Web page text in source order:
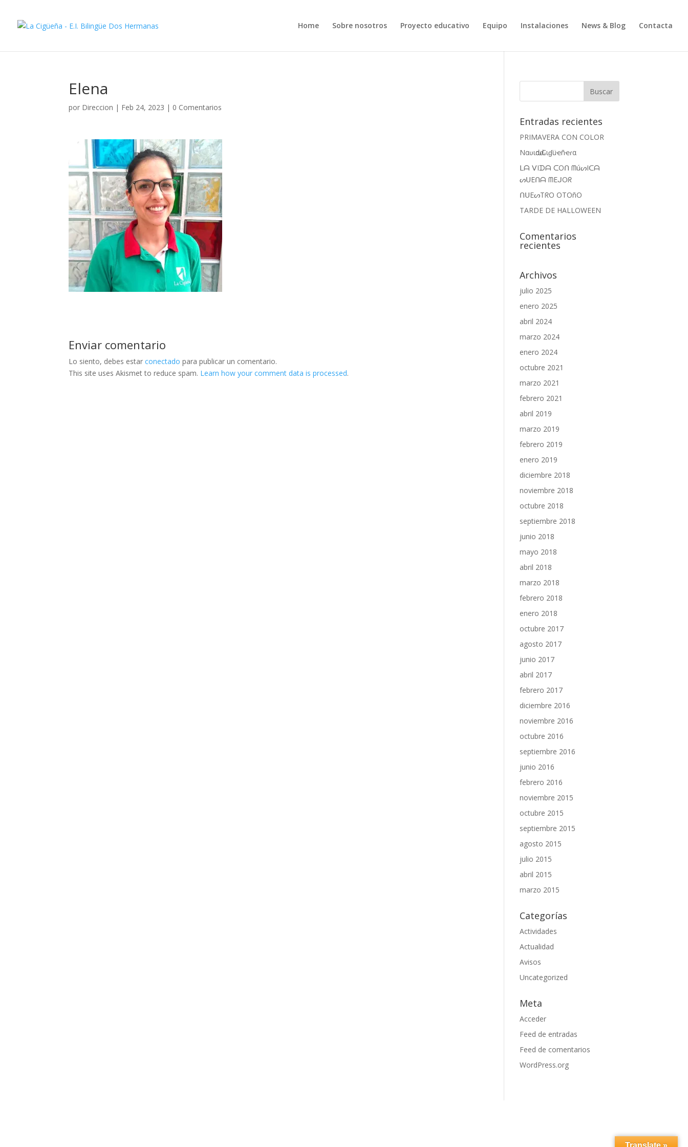
Home Sobre nosotros Proyecto educativo Equipo Instalaciones News & Blog Contacta
Elena
por Direccion | Feb 24, 2023 | 0 Comentarios
Enviar comentario
Lo siento, debes estarconectado para publicar un comentario.
This site uses Akismet to reduce spam. Learn how your comment data is processed.
Entradas recientes
PRIMAVERA CON COLOR
Nαʋιԃαԃ Cιɠüҽñҽɾα
ᒪᗩ ᐯIᗪᗩ ᑕOᑎ ᗰúᔕIᑕᗩ
ᔕᑌEᑎᗩ ᗰEᒍOᖇ
ᑎᑌEᔕTᖇO OTOñO
TARDE DE HALLOWEEN
Comentarios
recientes
Archivos
julio 2025
enero 2025
abril 2024
marzo 2024
enero 2024
octubre 2021
marzo 2021
febrero 2021
abril 2019
marzo 2019
febrero 2019
enero 2019
diciembre 2018
noviembre 2018
octubre 2018
septiembre 2018
junio 2018
mayo 2018
abril 2018
marzo 2018
febrero 2018
enero 2018
octubre 2017
agosto 2017
junio 2017
abril 2017
febrero 2017
diciembre 2016
noviembre 2016
octubre 2016
septiembre 2016
junio 2016
febrero 2016
noviembre 2015
octubre 2015
septiembre 2015
agosto 2015
julio 2015
abril 2015
marzo 2015
Categorías
Actividades
Actualidad
Avisos
Uncategorized
Meta
Acceder
Feed de entradas
Feed de comentarios
WordPress.org
Translate »